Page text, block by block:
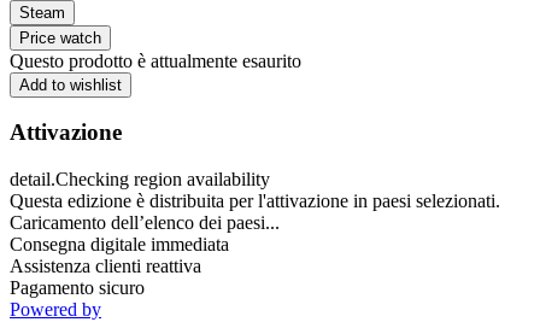
Steam
Price watch
Questo prodotto è attualmente esaurito
Add to wishlist
Attivazione
detail.Checking region availability
Questa edizione è distribuita per l'attivazione in paesi selezionati.
Caricamento dell’elenco dei paesi...
Consegna digitale immediata
Assistenza clienti reattiva
Pagamento sicuro
Powered by